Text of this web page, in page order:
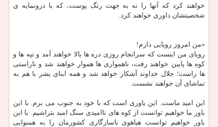
خواهند كرد كه آنها را نه به جهت رنگ پوست، كه با درونمایه ی
شخصیتشان داوری خواهند كرد.
«من امروز رویایی دارم!
رویای من اینست كه سرانجام روزی دره ها بالا خواهند آمد و تپه ها و
كوه ها پایین خواهند رفت، ناهمواری ها هموار خواهند شد و ناراستی
ها راست؛ جلال خداوند آشكار خواهد شد و همه ابنای بشر با هم به
تماشای آن خواهند نشست.
این امید ماست. این باوری است كه با خود به جنوب می برم. با این
باور ما خواهیم توانست از كوه های ناامیدی سنگ امید بتراشیم. با این
باور خواهیم توانست هیاهوی ناسازگاری كشورمان را به همنوایی